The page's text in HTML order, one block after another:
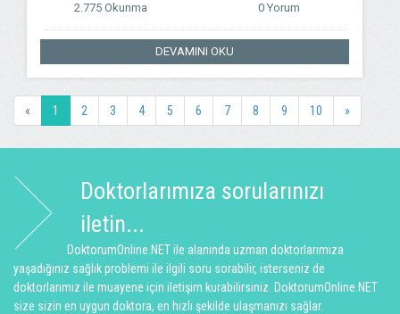
2.775 Okunma 0 Yorum
DEVAMINI OKU
« 1 2 3 4 5 6 7 8 9 10 »
Doktorlarımıza sorularınızı
iletin...
DoktorumOnline.NET ile alanında uzman doktorlarımıza
yaşadığınız sağlık problemi ile ilgili soru sorabilir, isterseniz de
doktorlarımız ile muayene için iletişim kurabilirsiniz. DoktorumOnline.NET
size sizin en uygun doktora, en hızlı şekilde ulaşmanızı sağlar.